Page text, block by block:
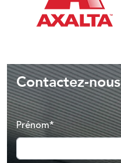
Contactez-nous
Prénom*